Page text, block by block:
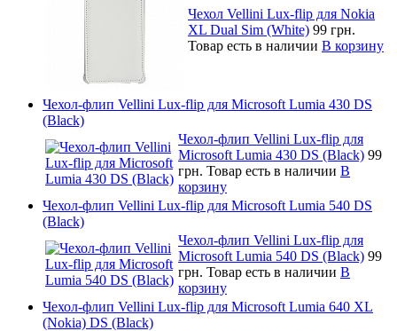
Чехол Vellini Lux-flip для Nokia
XL Dual Sim (White) 99 грн.
Товар есть в наличии В корзину
Чехол-флип Vellini Lux-flip для Microsoft Lumia 430 DS
(Black)
Чехол-флип Vellini Lux-flip для
Microsoft Lumia 430 DS (Black) 99
грн. Товар есть в наличии В
корзину
Чехол-флип Vellini Lux-flip для Microsoft Lumia 540 DS
(Black)
Чехол-флип Vellini Lux-flip для
Microsoft Lumia 540 DS (Black) 99
грн. Товар есть в наличии В
корзину
Чехол-флип Vellini Lux-flip для Microsoft Lumia 640 XL
(Nokia) DS (Black)